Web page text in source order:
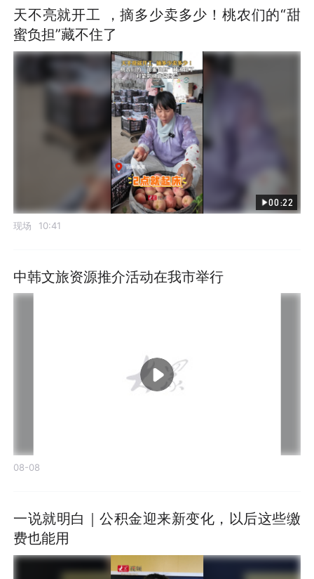
天不亮就开工 ，摘多少卖多少！桃农们的“甜
蜜负担”藏不住了
00:22
现场 10:41
中韩文旅资源推介活动在我市举行
08-08
一说就明白｜公积金迎来新变化，以后这些缴
费也能用